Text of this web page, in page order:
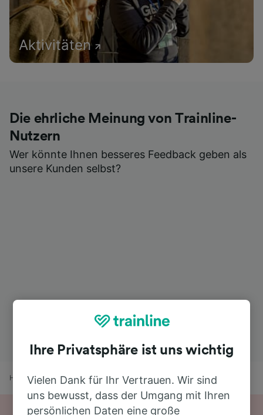
Aktivitäten
Die ehrliche Meinung von Trainline-
Nutzern
Wer könnte Ihnen besseres Feedback geben als
unsere Kunden selbst?
Home Bahnfahrplan Baden nach Zürich
Ihre Privatsphäre ist uns wichtig
Vielen Dank für Ihr Vertrauen. Wir sind
uns bewusst, dass der Umgang mit Ihren
persönlichen Daten eine große